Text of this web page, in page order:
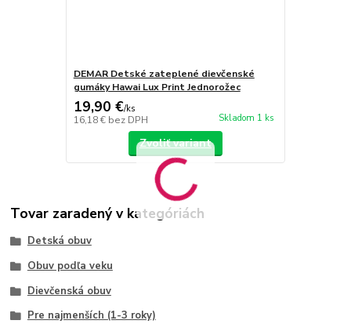
DEMAR Detské zateplené dievčenské
gumáky Hawai Lux Print Jednorožec
19,90 €/ks
16,18 € bez DPH Skladom 1 ks
Zvoliť variant
Tovar zaradený v kategóriách
Detská obuv
Obuv podľa veku
Dievčenská obuv
Pre najmenších (1-3 roky)